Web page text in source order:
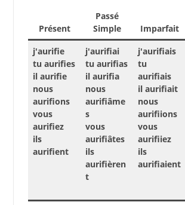
Présent
Passé
Simple
Imparfait
j'aurifie
tu aurifies
il aurifie
nous
aurifions
vous
aurifiez
ils
aurifient
j'aurifiai
tu aurifias
il aurifia
nous
aurifiâme
s
vous
aurifiâtes
ils
aurifièren
t
j'aurifiais
tu
aurifiais
il aurifiait
nous
aurifiions
vous
aurifiiez
ils
aurifiaient